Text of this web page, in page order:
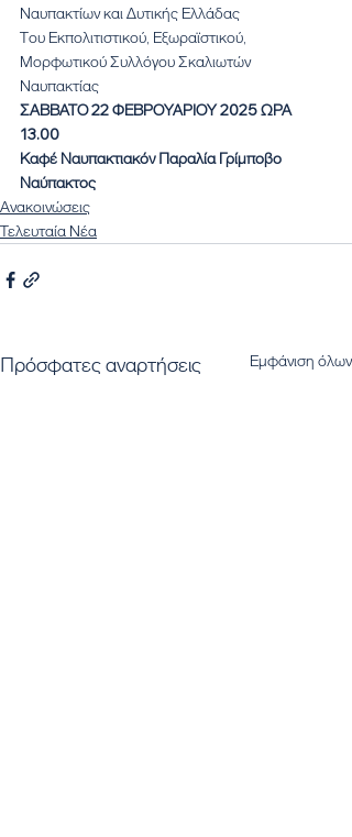
Ναυπακτίων και Δυτικής Ελλάδας
Του Εκπολιτιστικού, Εξωραϊστικού,
Μορφωτικού Συλλόγου Σκαλιωτών
Ναυπακτίας
ΣΑΒΒΑΤΟ 22 ΦΕΒΡΟΥΑΡΙΟΥ 2025 ΩΡΑ
13.00
Καφέ Ναυπακτιακόν Παραλία Γρίμποβο
Ναύπακτος
Ανακοινώσεις
Τελευταία Νέα
Πρόσφατες αναρτήσεις Εμφάνιση όλων